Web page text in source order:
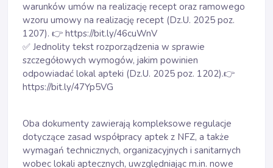
warunków umów na realizację recept oraz ramowego
wzoru umowy na realizację recept (Dz.U. 2025 poz.
1207). 👉 https://bit.ly/46cuWnV
✅ Jednolity tekst rozporządzenia w sprawie
szczegółowych wymogów, jakim powinien
odpowiadać lokal apteki (Dz.U. 2025 poz. 1202).👉
https://bit.ly/47Yp5VG
Oba dokumenty zawierają kompleksowe regulacje
dotyczące zasad współpracy aptek z NFZ, a także
wymagań technicznych, organizacyjnych i sanitarnych
wobec lokali aptecznych, uwzględniając m.in. nowe